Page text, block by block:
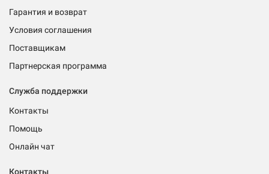
Гарантия и возврат
Условия соглашения
Поставщикам
Партнерская программа
Служба поддержки
Контакты
Помощь
Онлайн чат
Контакты